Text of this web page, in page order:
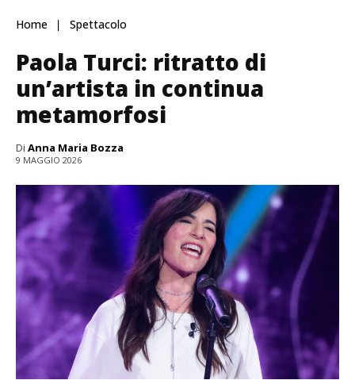
Home Spettacolo
Paola Turci: ritratto di
un’artista in continua
metamorfosi
Di Anna Maria Bozza
9 MAGGIO 2026